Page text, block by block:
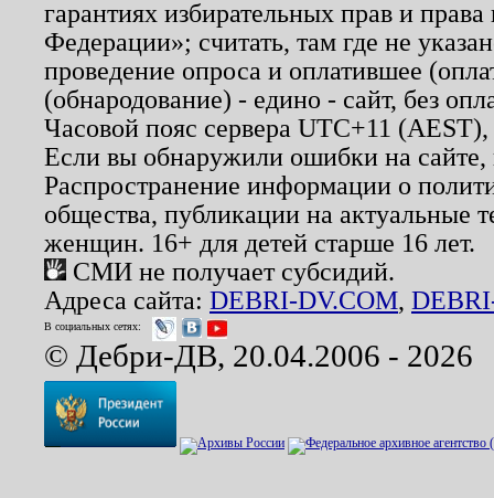
гарантиях избирательных прав и
Федерации»; считать, там где не
проведение опроса и оплатившее
(обнародование) - едино - сайт, без
Часовой пояс сервера UTC+11
Если вы обнаружили ошибки на
Распространение информации о
общества, публикации на актуальные
женщин. 16+ для детей старше 16 лет.
СМИ не получает субсидий.
Адреса сайта: DEBRI-DV.COM,
В социальных сетях:
© Дебри-ДВ, 20.04.2006 - 2026